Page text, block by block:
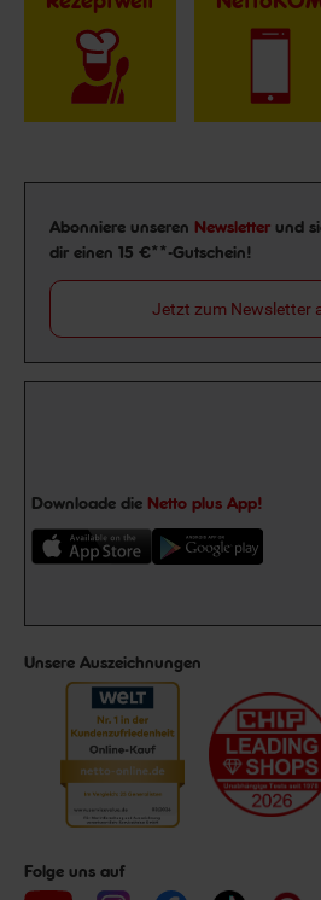
Newsletter Anmeldung
Abonniere unseren Newsletter und
dir einen 15 €**-Gutschein!
Jetzt zum Newsletter
Downloade die Netto plus App!
Unsere Auszeichnungen
Folge uns auf